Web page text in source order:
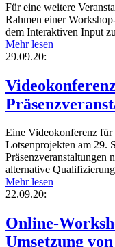
Für eine weitere
Rahmen einer
dem Interaktiven Input
Mehr lesen
29.09.20:
Eine Videokonferenz
Lotsenprojekten am 29.
Präsenzveranstaltungen
alternative
Mehr lesen
22.09.20:
Online-
Umsetzung